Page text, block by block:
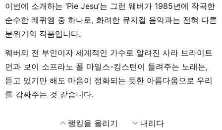
이번에 소개하는 ‘Pie Jesu’는 그런 웨버가 1985년에 작곡한
순수한 레퀴엠 중 하나로, 화려한 뮤지컬 음악과는 전혀 다른
분위기의 작품입니다.
웨버의 전 부인이자 세계적인 가수로 알려진 사라 브라이트
먼과 보이 소프라노 폴 마일스-킹스턴이 들려주는 노래는,
듣고 있기만 해도 마음이 정화되는 듯한 아름다움으로 우리
를 감싸주는 것 같습니다.
expand_less랭킹을 올리기 expand_more내리다